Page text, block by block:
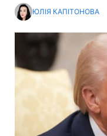
ЮЛІЯ КАПІТОНОВА